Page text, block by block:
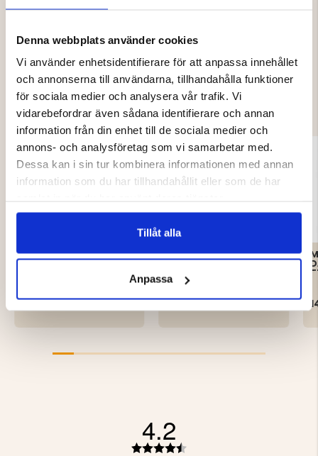
Denna webbplats använder cookies
Vi använder enhetsidentifierare för att anpassa innehållet
och annonserna till användarna, tillhandahålla funktioner
för sociala medier och analysera vår trafik. Vi
vidarebefordrar även sådana identifierare och annan
information från din enhet till de sociala medier och
annons- och analysföretag som vi samarbetar med.
Dessa kan i sin tur kombinera informationen med annan
information som du har tillhandahållit eller som de har
Tillåt alla
Anpassa
DU KANSKE OCKSÅ ÄR INTRESSERAD
AV
FODRADE
JAKTHANDSKAR, VAPITI-
199 kr
MÖSSA ULLMIX - SEGER
29 kr
4.2